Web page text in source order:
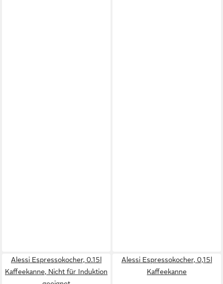
Alessi Espressokocher, 0.15l
Kaffeekanne, Nicht für Induktion
Alessi Espressokocher, 0,15l
Kaffeekanne